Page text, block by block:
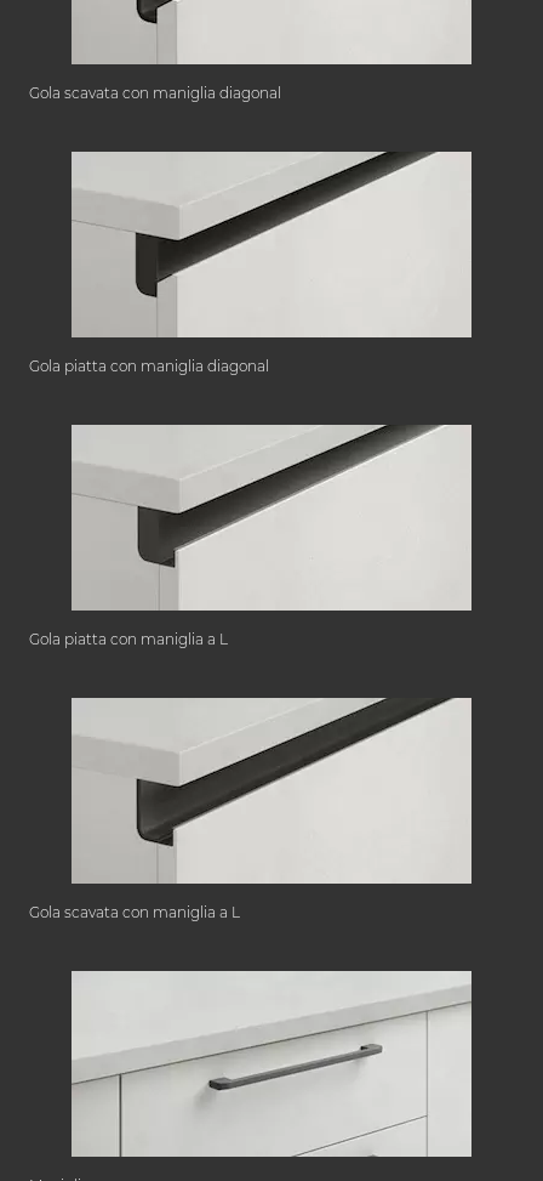
Gola scavata con maniglia diagonal
Gola piatta con maniglia diagonal
Gola piatta con maniglia a L
Gola scavata con maniglia a L